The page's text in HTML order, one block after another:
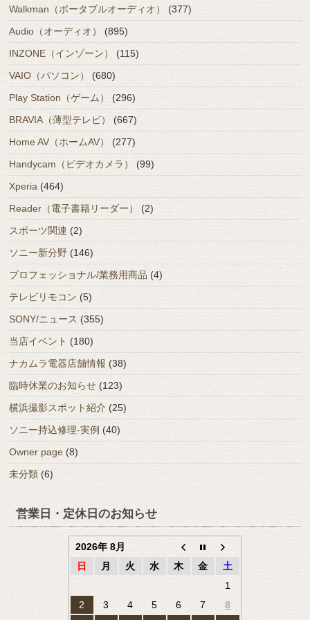
Walkman（ポータブルオーディオ）
(377)
Audio（オーディオ）
(895)
INZONE（インゾーン）
(115)
VAIO（パソコン）
(680)
Play Station（ゲーム）
(296)
BRAVIA（薄型テレビ）
(667)
Home AV（ホームAV）
(277)
Handycam（ビデオカメラ）
(99)
Xperia (464)
Reader（電子書籍リーダー）
(2)
スポーツ関連 (2)
ソニー新分野 (146)
プロフェッショナル/業務用商品 (4)
テレビリモコン (5)
SONY/ニュース (355)
当店イベント (180)
ナカムラ電器店舗情報 (38)
臨時休業のお知らせ (123)
横浜撮影スポット紹介 (25)
ソニー持込修理-実例 (40)
Owner page (8)
未分類 (6)
営業日・定休日のお知らせ
2026年 8月
日
月 火 水 木 金
土
1
2
3 4 5 6 7
8